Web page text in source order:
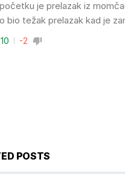
je prelazak iz
bio težak prelazak kad je
10 -2
POSTS